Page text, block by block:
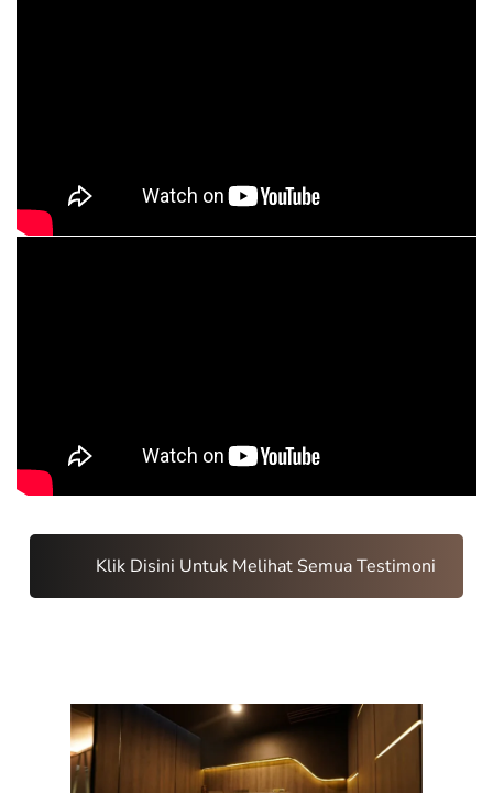
Klik Disini Untuk Melihat Semua Testimoni